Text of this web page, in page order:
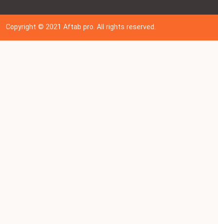
Copyright © 202 1Aftab pro. All rights reserved.